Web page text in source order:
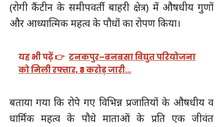
(रोगी कैंटीन के समीपवर्ती बाहरी क्षेत्र) में औषधीय गुणों
और आध्यात्मिक महत्व के पौधों का रोपण किया।
यह भी पढ़ें 👉 टनकपुर–बनबसा विद्युत परियोजना
को मिली रफ्तार, ₹3 करोड़ जारी…
बताया गया कि रोपे गए विभिन्न प्रजातियों के औषधीय व
धार्मिक महत्व के पौधे माताओं के प्रति एक जीवंत